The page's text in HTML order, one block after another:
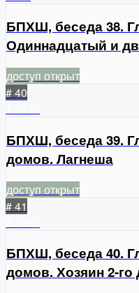
БПХШ, беседа 38.
Одиннадцатый и
доступ открыт
# 40
БПХШ, беседа 39.
домов. Лагнеша
доступ открыт
# 41
БПХШ, беседа 40.
домов. Хозяин 2-го